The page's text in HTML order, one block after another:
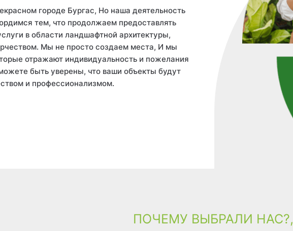
городе Бургас, Но наша деятельность
тем, что продолжаем предоставлять
в области ландшафтной архитектуры,
Мы не просто создаем места, И мы
отражают индивидуальность и пожелания
быть уверены, что ваши объекты будут
и профессионализмом.
ПОЧЕМУ ВЫБРАЛИ НАС?,